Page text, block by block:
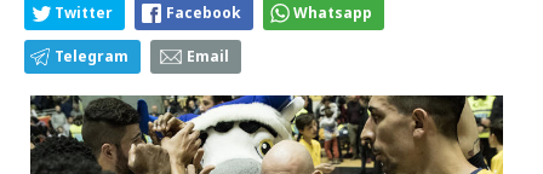
Twitter Facebook Whatsapp
Telegram Email